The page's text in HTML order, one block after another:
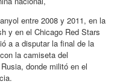
entre 2008 y 2011, en la
y en el Chicago Red Stars
a a disputar la final de la
la camiseta del
donde militó en el